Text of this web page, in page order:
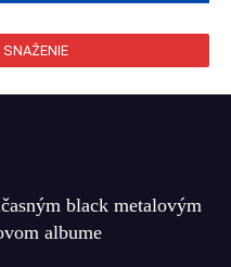
SNAŽENIE
black metalovým
albume